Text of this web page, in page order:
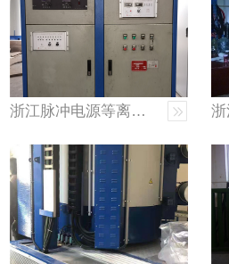
浙江脉冲电源等离子渗氮炉